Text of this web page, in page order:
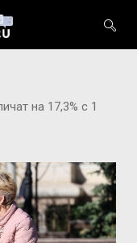
на 17,3% с 1